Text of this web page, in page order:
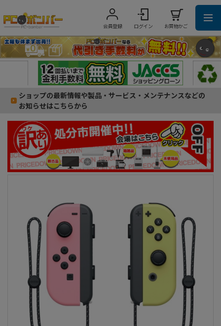
会員登録 ログイン お買物かご
ショップの最新情報や製品・サービス・メンテナンスなどの
お知らせはこちらから